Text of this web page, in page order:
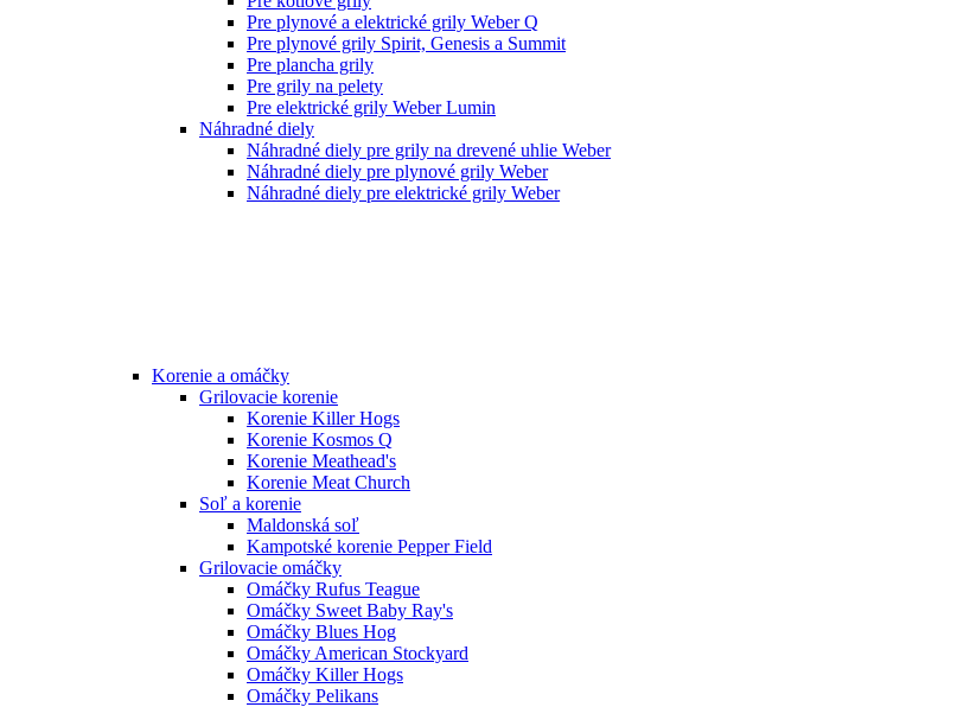
Pre plynové a elektrické grily Weber Q
Pre plynové grily Spirit, Genesis a Summit
Pre plancha grily
Pre grily na pelety
Pre elektrické grily Weber Lumin
Náhradné diely
Náhradné diely pre grily na drevené uhlie Weber
Náhradné diely pre plynové grily Weber
Náhradné diely pre elektrické grily Weber
Korenie a omáčky
Grilovacie korenie
Korenie Killer Hogs
Korenie Kosmos Q
Korenie Meathead's
Korenie Meat Church
Soľ a korenie
Maldonská soľ
Kampotské korenie Pepper Field
Grilovacie omáčky
Omáčky Rufus Teague
Omáčky Sweet Baby Ray's
Omáčky Blues Hog
Omáčky American Stockyard
Omáčky Killer Hogs
Omáčky Pelikans